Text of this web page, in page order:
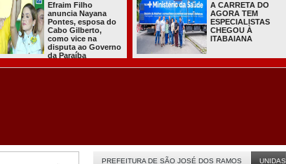
Efraim Filho
anuncia Nayana
Pontes, esposa do
Cabo Gilberto,
como vice na
disputa ao Governo
da Paraíba
A CARRETA DO
AGORA TEM
ESPECIALISTAS
CHEGOU À
ITABAIANA
PREFEITURA DE SÃO JOSÉ DOS RAMOS
UNIDAS